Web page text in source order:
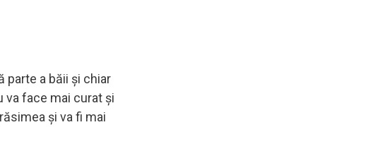
parte a băii și chiar
va face mai curat și
și va fi mai